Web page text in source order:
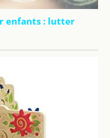
enfants : lutter